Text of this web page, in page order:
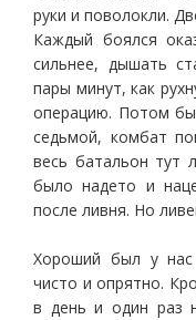
руки и поволокли.
Каждый боялся
сильнее, дышать
пары минут, как
операцию. Потом
седьмой, комбат
весь батальон тут
было надето и
после ливня. Но
Хороший был у нас
чисто и опрятно.
в день и один раз